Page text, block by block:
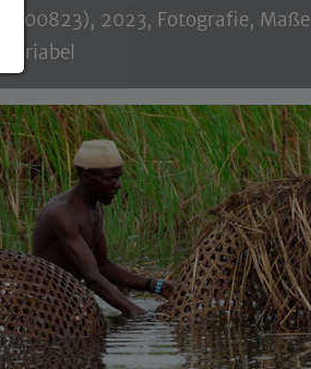
(200823), 2023, Fotografie, Maße
variabel